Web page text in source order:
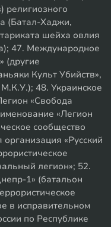
религиозного
(Батал-Хаджи,
шейха овлия
47. Международное
(другие
Культ Убийств»,
48. Украинское
«Свобода
«Легион
сообщество
«Русский
легион»; 52.
1» (батальон
в исправительном
по Республике